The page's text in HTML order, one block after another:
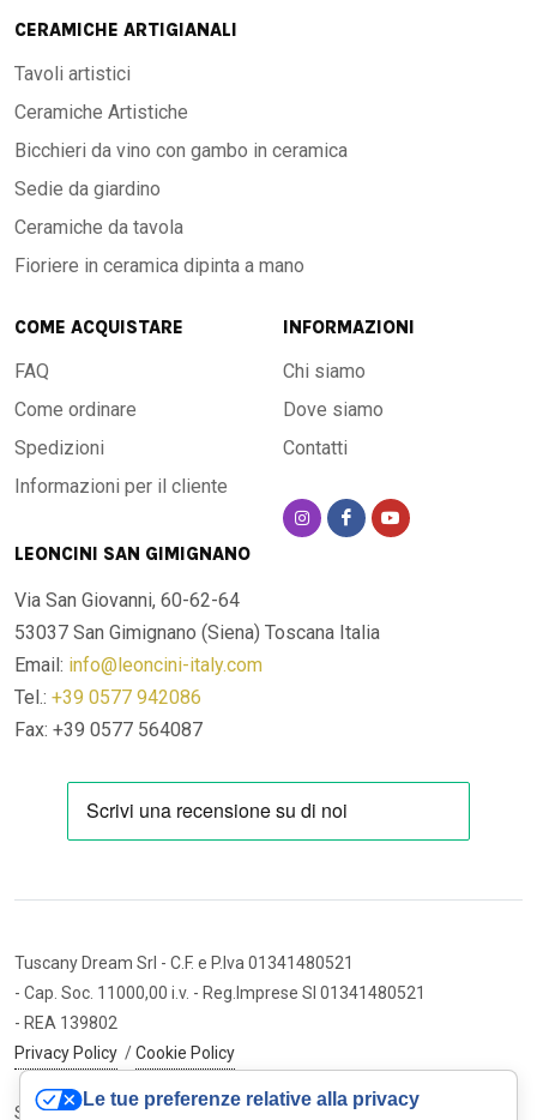
CERAMICHE ARTIGIANALI
Tavoli artistici
Ceramiche Artistiche
Bicchieri da vino con gambo in ceramica
Sedie da giardino
Ceramiche da tavola
Fioriere in ceramica dipinta a mano
COME ACQUISTARE
FAQ
Come ordinare
Spedizioni
Informazioni per il cliente
INFORMAZIONI
Chi siamo
Dove siamo
Contatti
LEONCINI SAN GIMIGNANO
Via San Giovanni, 60-62-64
53037 San Gimignano (Siena) Toscana Italia
Email: info@leoncini-italy.com
Tel.: +39 0577 942086
Fax: +39 0577 564087
Tuscany Dream Srl - C.F. e P.Iva 01341480521
- Cap. Soc. 11000,00 i.v. - Reg.Imprese SI 01341480521
- REA 139802
Privacy Policy /Cookie Policy
Sito internet ed e-commerce
Le tue preferenze relative alla privacy